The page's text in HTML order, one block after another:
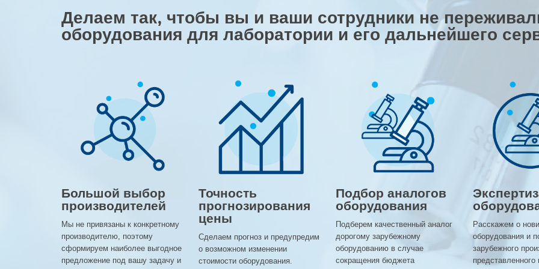
Делаем так, чтобы вы и ваши сотрудники не
оборудования для лаборатории и его дальнейшего
Большой выбор
производителей
Мы не привязаны к конкретному
производителю, поэтому
сформируем наиболее выгодное
предложение под вашу задачу и
Точность
прогнозирования
цены
Сделаем прогноз и предупредим
о возможном изменении
стоимости оборудования.
Подбор аналогов
оборудования
Подберем качественный аналог
дорогому зарубежному
оборудованию в случае
сокращения бюджета
Расскажем о
оборудования и
зарубежного
представленного